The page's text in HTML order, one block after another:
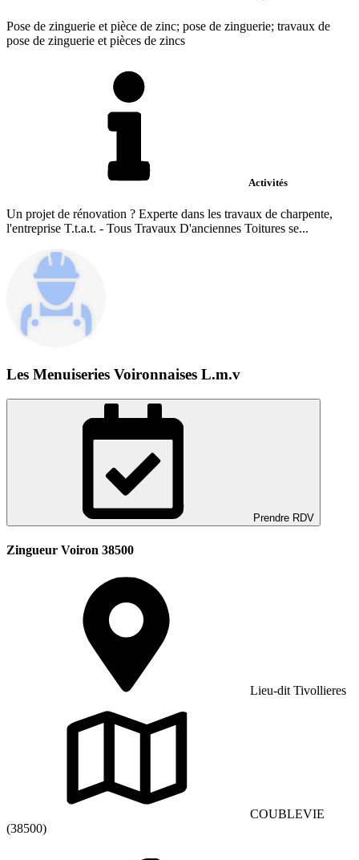
Pose de zinguerie et pièce de zinc; pose de zinguerie; travaux de
pose de zinguerie et pièces de zincs
Activités
Un projet de rénovation ? Experte dans les travaux de charpente,
l'entreprise T.t.a.t. - Tous Travaux D'anciennes Toitures se...
Les Menuiseries Voironnaises L.m.v
Prendre RDV
Zingueur Voiron 38500
Lieu-dit Tivollieres
COUBLEVIE
(38500)